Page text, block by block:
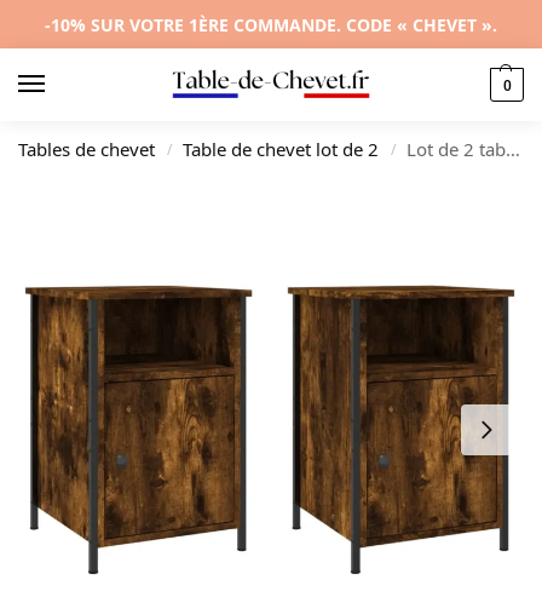
-10% SUR VOTRE 1ÈRE COMMANDE. CODE « CHEVET ».
0
Tables de chevet / Table de chevet lot de 2 / Lot de 2 tables de chevet chêne design moderne 3 tiroirs, 40x42x60cm